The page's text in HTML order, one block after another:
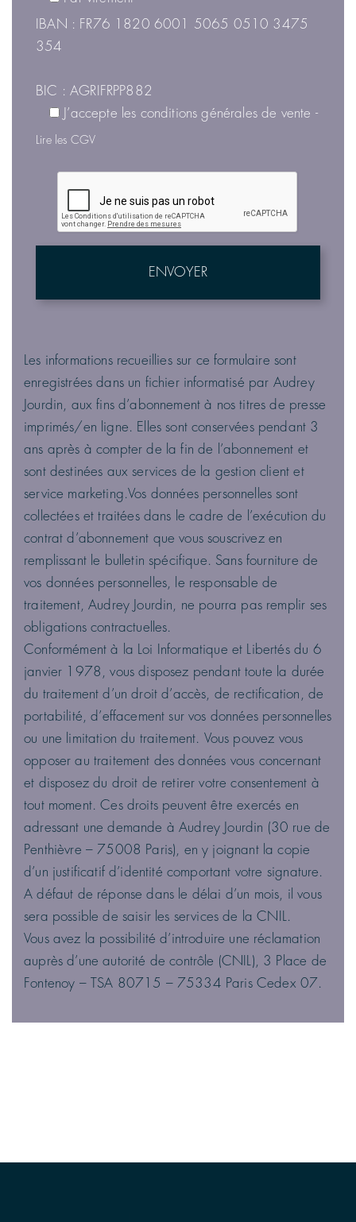
IBAN : FR76 1820 6001 5065 0510 3475
354
BIC : AGRIFRPP882
J’accepte les conditions générales de vente -
Lire les CGV
Les informations recueillies sur ce formulaire sont
enregistrées dans un fichier informatisé par Audrey
Jourdin, aux fins d’abonnement à nos titres de presse
imprimés/en ligne. Elles sont conservées pendant 3
ans après à compter de la fin de l’abonnement et
sont destinées aux services de la gestion client et
service marketing.Vos données personnelles sont
collectées et traitées dans le cadre de l’exécution du
contrat d’abonnement que vous souscrivez en
remplissant le bulletin spécifique. Sans fourniture de
vos données personnelles, le responsable de
traitement, Audrey Jourdin, ne pourra pas remplir ses
obligations contractuelles.
Conformément à la Loi Informatique et Libertés du 6
janvier 1978, vous disposez pendant toute la durée
du traitement d’un droit d’accès, de rectification, de
portabilité, d’effacement sur vos données personnelles
ou une limitation du traitement. Vous pouvez vous
opposer au traitement des données vous concernant
et disposez du droit de retirer votre consentement à
tout moment. Ces droits peuvent être exercés en
adressant une demande à Audrey Jourdin (30 rue de
Penthièvre – 75008 Paris), en y joignant la copie
d’un justificatif d’identité comportant votre signature.
A défaut de réponse dans le délai d’un mois, il vous
sera possible de saisir les services de la CNIL.
Vous avez la possibilité d’introduire une réclamation
auprès d’une autorité de contrôle (CNIL), 3 Place de
Fontenoy – TSA 80715 – 75334 Paris Cedex 07.